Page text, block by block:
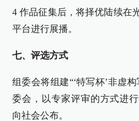
4 作品征集后，将择优陆续在
平台进行展播。
七、评选方式
组委会将组建“‘特写杯’非虚
委会，以专家评审的方式进
向社会公布。